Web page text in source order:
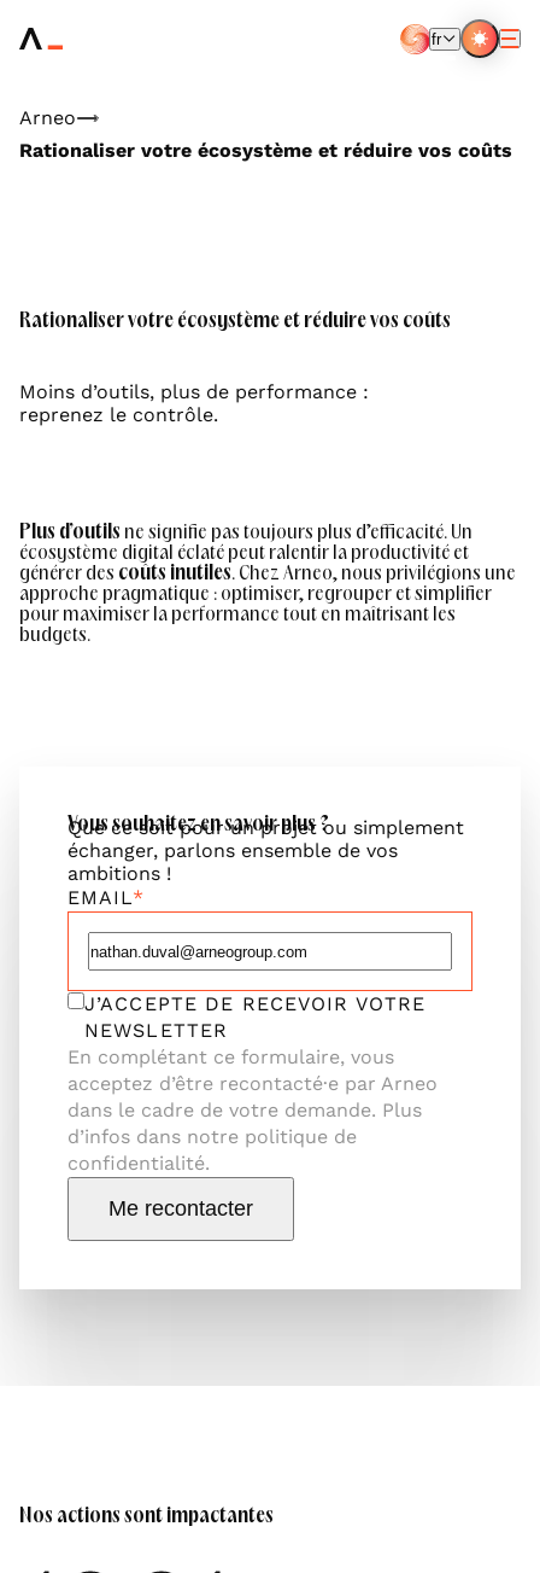
au
fr
Arneo
Rationaliser votre écosystème et réduire vos coûts
Rationaliser votre écosystème et réduire vos coûts
Moins d’outils, plus de performance :
reprenez le contrôle.
Plus d’outils ne signifie pas toujours plus d’efficacité. Un
écosystème digital éclaté peut ralentir la productivité et
générer des coûts inutiles. Chez Arneo, nous privilégions une
approche pragmatique : optimiser, regrouper et simplifier
pour maximiser la performance tout en maîtrisant les
budgets.
Vous souhaitez en savoir plus ?
Que ce soit pour un projet ou simplement
échanger, parlons ensemble de vos
ambitions !
EMAIL
J’ACCEPTE DE RECEVOIR VOTRE
NEWSLETTER
En complétant ce formulaire, vous
acceptez d’être recontacté·e par Arneo
dans le cadre de votre demande. Plus
d’infos dans notre politique de
confidentialité.
Me recontacter
Nos actions sont impactantes